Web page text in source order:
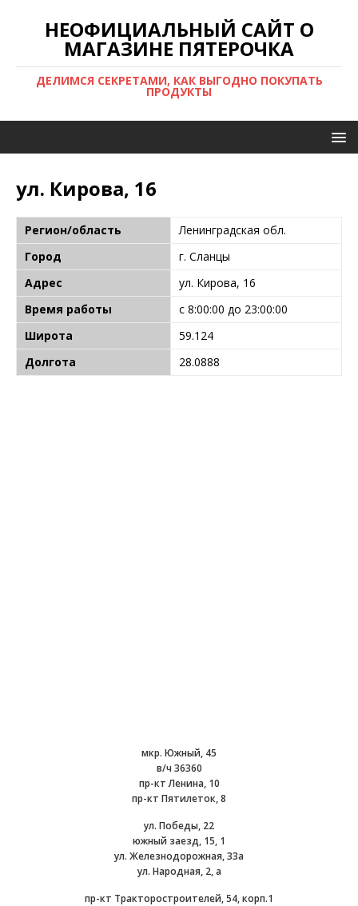
НЕОФИЦИАЛЬНЫЙ САЙТ О
МАГАЗИНЕ ПЯТЕРОЧКА
ДЕЛИМСЯ СЕКРЕТАМИ, КАК ВЫГОДНО ПОКУПАТЬ
ПРОДУКТЫ
ул. Кирова, 16
Регион/область
Ленинградская обл.
Город
г. Сланцы
Адрес
ул. Кирова, 16
Время работы
с 8:00:00 до 23:00:00
Широта
59.124
Долгота
28.0888
мкр. Южный, 45
в/ч 36360
пр-кт Ленина, 10
пр-кт Пятилеток, 8
ул. Победы, 22
южный заезд, 15, 1
ул. Железнодорожная, 33а
ул. Народная, 2, а
пр-кт Тракторостроителей, 54, корп.1